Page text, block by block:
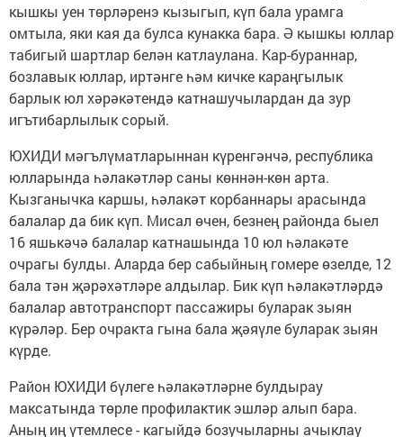
кышкы уен төрләренэ кызыгып, күп бала урамга
омтыла, яки кая да булса кунакка бара. Ә кышкы юллар
табигый шартлар белән катлаулана. Кар-бураннар,
бозлавык юллар, иртәнге һәм кичке караңгылык
барлык юл хәрәкәтендә катнашучылардан да зур
игътибарлылык сорый.
ЮХИДИ мәгълүматларыннан күренгәнчә, республика
юлларында һәлакәтләр саны көннән-көн арта.
Кызганычка каршы, һәлакәт корбаннары арасында
балалар да бик күп. Мисал өчен, безнең районда быел
16 яшькәчә балалар катнашында 10 юл һәлакәте
очрагы булды. Аларда бер сабыйның гомере өзелде, 12
бала тән җәрәхәтләре алдылар. Бик күп һәлакәтләрдә
балалар автотранспорт пассажиры буларак зыян
күрәләр. Бер очракта гына бала җәяүле буларак зыян
күрде.
Район ЮХИДИ бүлеге һәлакәтләрне булдырау
максатында төрле профилактик эшләр алып бара.
Аның иң үтемлесе - кагыйдә бозучыларны ачыклау